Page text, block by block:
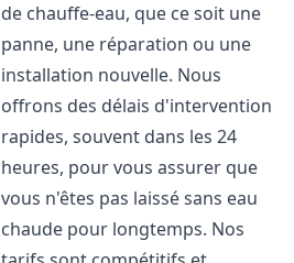
de chauffe-eau, que ce soit une
panne, une réparation ou une
installation nouvelle. Nous
offrons des délais d'intervention
rapides, souvent dans les 24
heures, pour vous assurer que
vous n'êtes pas laissé sans eau
chaude pour longtemps. Nos